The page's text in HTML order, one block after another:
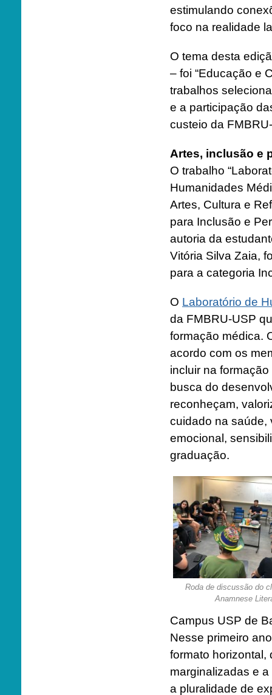
estimulando
foco na realidade
O tema desta
– foi “Educação e
trabalhos
e a participação
custeio da
Artes, inclusão e
O trabalho
Humanidades
Artes, Cultura e
para Inclusão e
autoria da
Vitória Silva Zaia,
para a categoria
O Laboratório de
da FMBRU-USP
formação médica.
acordo com os
incluir na
busca do
reconheçam,
cuidado na saúde,
emocional,
graduação.
Roda de discussão do
Anamnese
Campus USP de
Nesse primeiro
formato horizontal,
marginalizadas e
a pluralidade de